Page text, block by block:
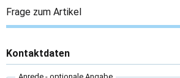
Frage zum Artikel
Kontaktdaten
Anrede - optionale Angabe